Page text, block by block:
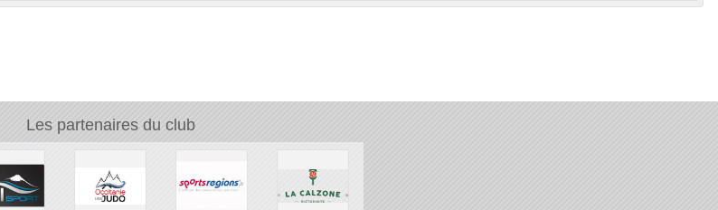
Les partenaires du club